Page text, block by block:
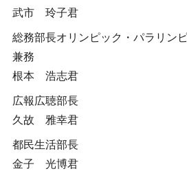
武市 玲子君
総務部長オリンピック・パラリン
兼務
根本 浩志君
広報広聴部長
久故 雅幸君
都民生活部長
金子 光博君